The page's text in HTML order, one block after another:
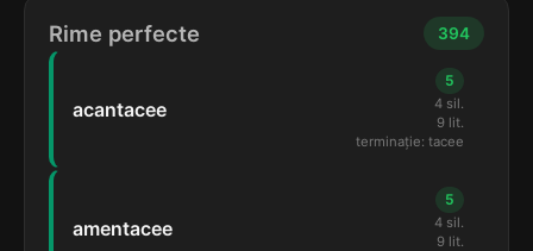
Rime perfecte 394
acantacee
5
4 sil.
9 lit.
terminație: tacee
amentacee
5
4 sil.
9 lit.